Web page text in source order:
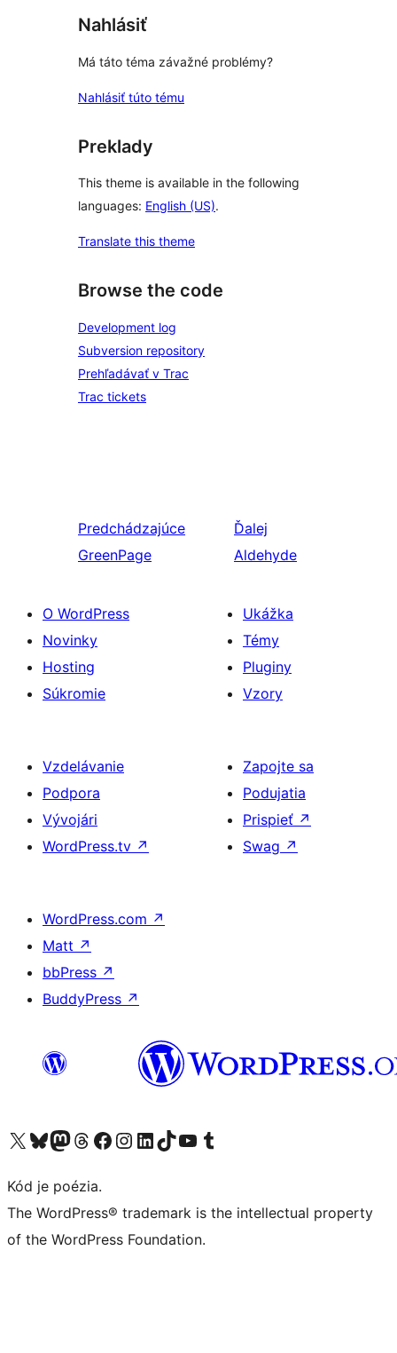
Nahlásiť
Má táto téma závažné problémy?
Nahlásiť túto tému
Preklady
This theme is available in the following
languages: English (US).
Translate this theme
Browse the code
Development log
Subversion repository
Prehľadávať v Trac
Trac tickets
Predchádzajúce
GreenPage
Ďalej
Aldehyde
O WordPress
Novinky
Hosting
Súkromie
Ukážka
Témy
Pluginy
Vzory
Vzdelávanie
Podpora
Vývojári
WordPress.tv ↗
Zapojte sa
Podujatia
Prispieť ↗
Swag ↗
WordPress.com ↗
Matt ↗
bbPress ↗
BuddyPress ↗
Navštívte náš účet na X (predtým Twitter)
Navštívte náš účet na platforme Bluesky
Navštívte náš účet na Mastodone
Navštívte náš účet na platforme Threads
Navštívte našu stránku na Facebooku
Navštívte náš účet Instagram
Navštívte náš účet LinkedIn
Navštívte náš účet na platforme TikTok
Navštívte náš kanál YouTube
Navštívte náš účet na platforme Tumblr
Kód je poézia.
The WordPress® trademark is the intellectual property
of the WordPress Foundation.